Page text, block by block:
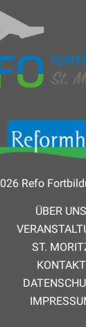
Refo
ÜBER UNS
ST.
KONTAKT